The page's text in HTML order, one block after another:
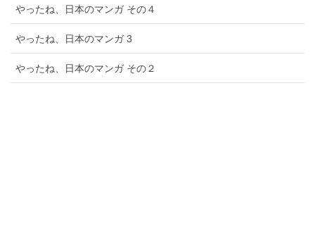
やったね、日本のマンガ その４
やったね、日本のマンガ 3
やったね、日本のマンガ その２